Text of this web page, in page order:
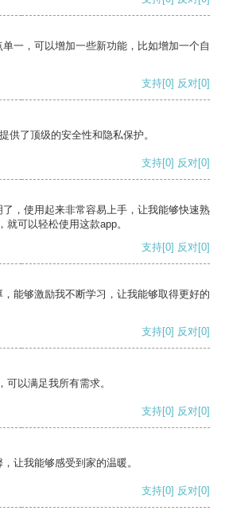
一，可以增加一些新功能，比如增加一个自
支持[0] 反对[0]
供了顶级的安全性和隐私保护。
支持[0] 反对[0]
，使用起来非常容易上手，让我能够快速熟
可以轻松使用这款app。
支持[0] 反对[0]
能够激励我不断学习，让我能够取得更好的
支持[0] 反对[0]
以满足我所有需求。
支持[0] 反对[0]
让我能够感受到家的温暖。
支持[0] 反对[0]